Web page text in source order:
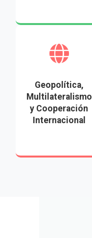
Geopolítica,
Multilateralismo
y Cooperación
Internacional